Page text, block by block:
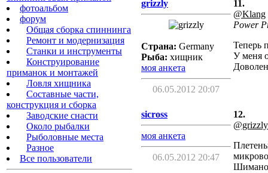
фотоальбом
форум
Общая сборка спиннинга
Ремонт и модернизация
Станки и инструменты
Конструирование
приманок и монтажей
Ловля хищника
Cоставные части,
конструкция и сборка
Заводские снасти
Около рыбалки
Рыболовные места
Разное
Все пользователи
grizzly
Страна: Germany
Рыба: хищник
моя анкета
06.05.2012 20:07
11.
@Klang
Power
Теперь
У меня
sicross
моя анкета
06.05.2012 20:47
12.
@grizzly